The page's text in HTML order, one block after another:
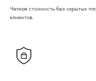
Четкая стоимость без скрытых
клиентов.